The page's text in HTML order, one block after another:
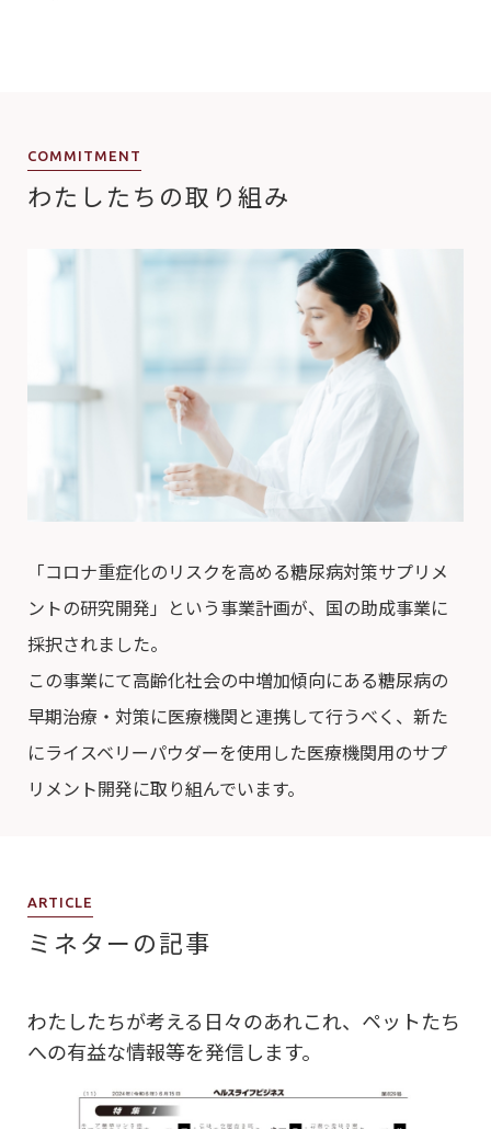
COMMITMENT
わたしたちの取り組み
「コロナ重症化のリスクを高める糖尿病対策サプリメ
ントの研究開発」という事業計画が、国の助成事業に
採択されました。
この事業にて高齢化社会の中増加傾向にある糖尿病の
早期治療・対策に医療機関と連携して行うべく、新た
にライスベリーパウダーを使用した医療機関用のサプ
リメント開発に取り組んでいます。
ARTICLE
ミネターの記事
わたしたちが考える日々のあれこれ、ペットたち
への有益な情報等を発信します。